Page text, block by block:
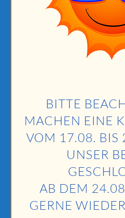
Kommentar-Feed
WordPress.org
77880 Sasbach
Telefon: 07841-699570
BITTE
MACHEN EINE
VOM 17.08. BIS
UNSER
AB DEM
GERNE